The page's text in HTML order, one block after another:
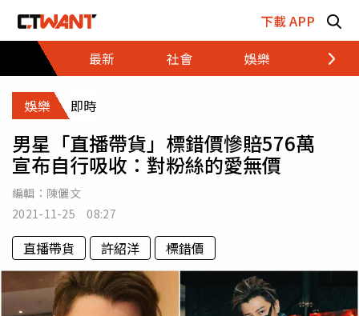
下載 APP
最新
社會 娛樂 財經
娛樂 即時
男星「直播帶貨」標錯價慘賠576萬
宣布自行吸收：對粉絲的愛無價
編輯： 陳儷文
2021-11-25 08:27
直播帶貨 許紹洋 標錯價